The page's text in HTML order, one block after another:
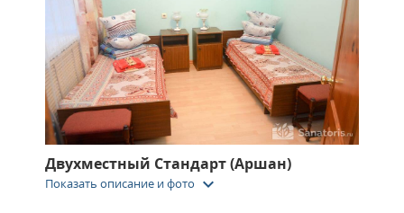
Двухместный Стандарт (Аршан)
Показать описание и фото keyboard_arrow_down